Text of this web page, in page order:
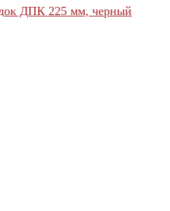
ДПК 225 мм, черный